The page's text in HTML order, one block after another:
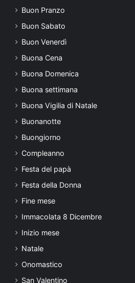
Buon Pranzo
Buon Sabato
Buon Venerdì
Buona Cena
Buona Domenica
Buona settimana
Buona Vigilia di Natale
Buonanotte
Buongiorno
Compleanno
Festa del papà
Festa della Donna
Fine mese
Immacolata 8 Dicembre
Inizio mese
Natale
Onomastico
San Valentino